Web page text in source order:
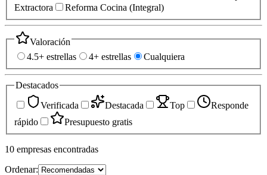
Extractora
Reforma Cocina (Integral)
Valoración
4.5+ estrellas
4+ estrellas Cualquiera
Destacados
Verificada
Destacada Top
Responde
rápido
Presupuesto gratis
10 empresas encontradas
Ordenar: